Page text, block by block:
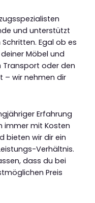
und unterstützt
Egal ob es
Möbel und
Transport oder den
– wir nehmen dir
Erfahrung
immer mit Kosten
bieten wir dir ein
Verhältnis.
dass du bei
Preis